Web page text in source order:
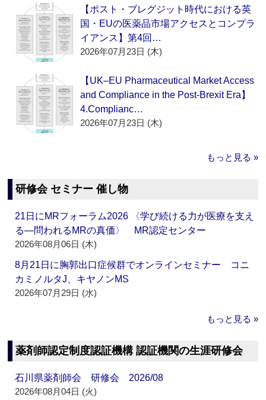
【ポスト・ブレグジット時代における英
国・EUの医薬品市場アクセスとコンプラ
イアンス】第4回…
2026年07月23日 (木)
【UK–EU Pharmaceutical Market Access
and Compliance in the Post-Brexit Era】
4.Complianc…
2026年07月23日 (木)
もっと見る »
研修会 セミナー 催し物
21日にMRフォーラム2026 〈学び続ける力が医療を支え
る―問われるMRの真価〉 MR認定センター
2026年08月06日 (木)
8月21日に胸郭出口症候群でオンラインセミナー コニ
カミノルタJ、キヤノンMS
2026年07月29日 (水)
もっと見る »
薬剤師認定制度認証機構 認証機関の生涯研修会
石川県薬剤師会 研修会 2026/08
2026年08月04日 (火)